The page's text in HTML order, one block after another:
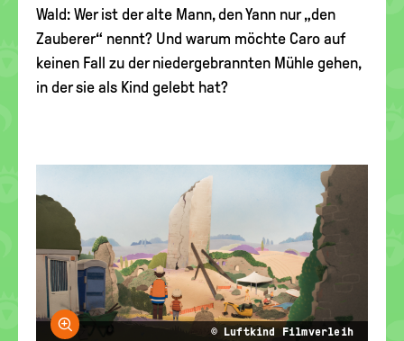
Wald: Wer ist der alte Mann, den Yann nur „den
Zauberer“ nennt? Und warum möchte Caro auf
keinen Fall zu der niedergebrannten Mühle gehen,
in der sie als Kind gelebt hat?
Bild vergrößern
© Luftkind Filmverleih